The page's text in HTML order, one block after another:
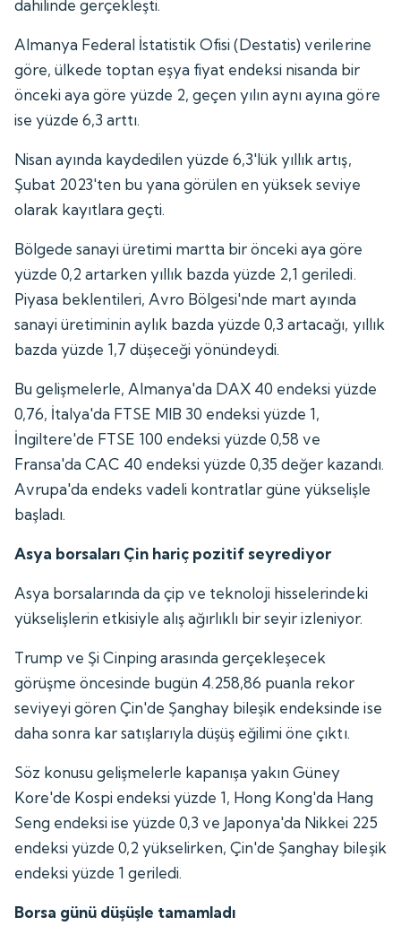
dahilinde gerçekleşti.
Almanya Federal İstatistik Ofisi (Destatis) verilerine
göre, ülkede toptan eşya fiyat endeksi nisanda bir
önceki aya göre yüzde 2, geçen yılın aynı ayına göre
ise yüzde 6,3 arttı.
Nisan ayında kaydedilen yüzde 6,3'lük yıllık artış,
Şubat 2023'ten bu yana görülen en yüksek seviye
olarak kayıtlara geçti.
Bölgede sanayi üretimi martta bir önceki aya göre
yüzde 0,2 artarken yıllık bazda yüzde 2,1 geriledi.
Piyasa beklentileri, Avro Bölgesi'nde mart ayında
sanayi üretiminin aylık bazda yüzde 0,3 artacağı, yıllık
bazda yüzde 1,7 düşeceği yönündeydi.
Bu gelişmelerle, Almanya'da DAX 40 endeksi yüzde
0,76, İtalya'da FTSE MIB 30 endeksi yüzde 1,
İngiltere'de FTSE 100 endeksi yüzde 0,58 ve
Fransa'da CAC 40 endeksi yüzde 0,35 değer kazandı.
Avrupa'da endeks vadeli kontratlar güne yükselişle
başladı.
Asya borsaları Çin hariç pozitif seyrediyor
Asya borsalarında da çip ve teknoloji hisselerindeki
yükselişlerin etkisiyle alış ağırlıklı bir seyir izleniyor.
Trump ve Şi Cinping arasında gerçekleşecek
görüşme öncesinde bugün 4.258,86 puanla rekor
seviyeyi gören Çin'de Şanghay bileşik endeksinde ise
daha sonra kar satışlarıyla düşüş eğilimi öne çıktı.
Söz konusu gelişmelerle kapanışa yakın Güney
Kore'de Kospi endeksi yüzde 1, Hong Kong'da Hang
Seng endeksi ise yüzde 0,3 ve Japonya'da Nikkei 225
endeksi yüzde 0,2 yükselirken, Çin'de Şanghay bileşik
endeksi yüzde 1 geriledi.
Borsa günü düşüşle tamamladı